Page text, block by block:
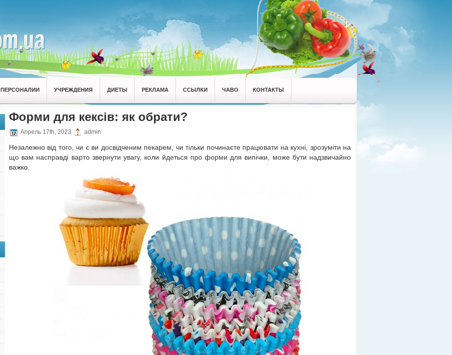
ПЕРСОНАЛИИ УЧРЕЖДЕНИЯ ДИЕТЫ РЕКЛАМА ССЫЛКИ ЧАВО КОНТАКТЫ
Форми для кексів: як обрати?
Апрель 17th, 2023 admin
Незалежно від того, чи є ви досвідченим пекарем, чи тільки починаєте працювати на кухні, зрозуміти на
що вам насправді варто звернути увагу, коли йдеться про форми для випічки, може бути надзвичайно
важко.